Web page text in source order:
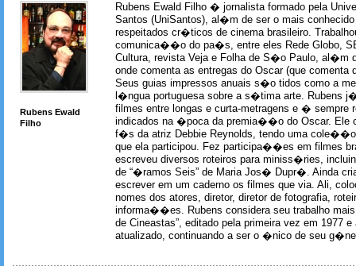
Rubens Ewald
Filho
Rubens Ewald Filho � jornalista formado pela
Santos (UniSantos), al�m de ser o mais
respeitados cr�ticos de cinema brasileiro.
comunica��o do pa�s, entre eles Rede Globo,
Cultura, revista Veja e Folha de S�o Paulo, al�m
onde comenta as entregas do Oscar (que comenta
Seus guias impressos anuais s�o tidos como a
l�ngua portuguesa sobre a s�tima arte. Rubens
filmes entre longas e curta-metragens e � sempre
indicados na �poca da premia��o do Oscar. Ele
f�s da atriz Debbie Reynolds, tendo uma
que ela participou. Fez participa��es em filmes
escreveu diversos roteiros para miniss�ries,
de “�ramos Seis” de Maria Jos� Dupr�. Ainda
escrever em um caderno os filmes que via. Ali,
nomes dos atores, diretor, diretor de fotografia,
informa��es. Rubens considera seu trabalho
de Cineastas”, editado pela primeira vez em 1977 e
atualizado, continuando a ser o �nico de seu